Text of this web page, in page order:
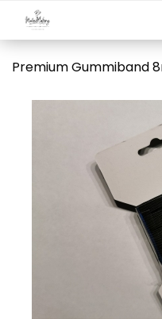
Premium Gummiband